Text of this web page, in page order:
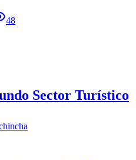
48
Sector Turístico